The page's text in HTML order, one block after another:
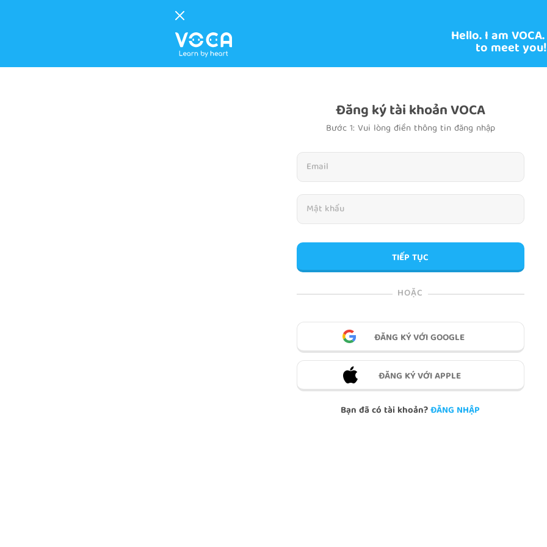
Hello. I am
to meet you!
Đăng ký tài khoản VOCA
Bước 1: Vui lòng điền thông tin đăng nhập
TIẾP TỤC
HOẶC
ĐĂNG KÝ VỚI GOOGLE
ĐĂNG KÝ VỚI APPLE
Bạn đã có tài khoản?ĐĂNG NHẬP